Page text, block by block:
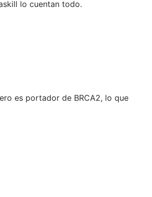
lo cuentan todo.
es portador de BRCA2, lo que